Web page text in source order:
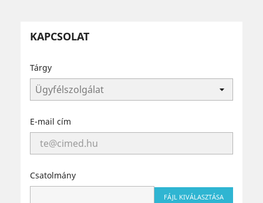
KAPCSOLAT
Tárgy
E-mail cím
Csatolmány
FÁJL KIVÁLASZTÁSA